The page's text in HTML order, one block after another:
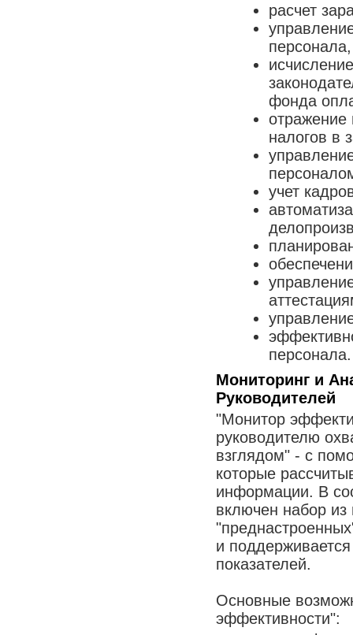
расчет
персонала,
фонда
отражение
налогов в
учет
персонала.
Мониторинг и
Руководителей
"Монитор
руководителю
взглядом" - с
которые
информации. В
включен набор из
и
показателей.
Основные
эффективности":